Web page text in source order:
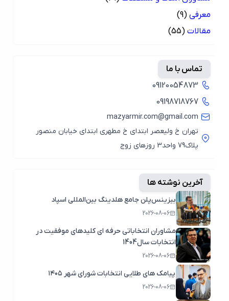
معرفی (9)
مقالات (55)
تماس با ما
09120054873
09198718767
mazyarmir.com@gmail.com
تهران خ ولیعصر ابتدای خ مطهری ابتدای خیابان منصور
آخرین نوشته ها
بیزینس‌پلن جامع هلدینگ بین‌المللی اسپاد
2026-08-06
مشاوران انتخاباتی حرفه ای کلیدهای موفقیت در
انتخابات سال1404
2026-08-06
پیامک های طلایی انتخابات شورای شهر ۱۴۰۵
2026-08-06